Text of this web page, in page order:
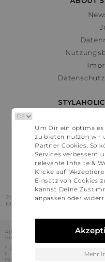
2016 - 2026 © Stylaholic.
Made for you with love in
Alle Preise inkl. der jeweils
Angaben ohne Gewähr.
* Die angezeigten Preise
Gutschein-Codes auf den Seiten
realisiert werden können.
Um Dir ein
zu bieten nutzen wir
Partner Cookies. So
Services verbessern
relevante Inhalte &
Klicke auf
Einsatz von Cookies
kannst Deine
anpassen oder
Mehr